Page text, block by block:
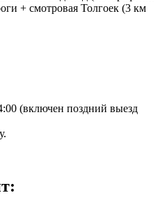
+ смотровая Толгоек (3 км
(включен поздний выезд